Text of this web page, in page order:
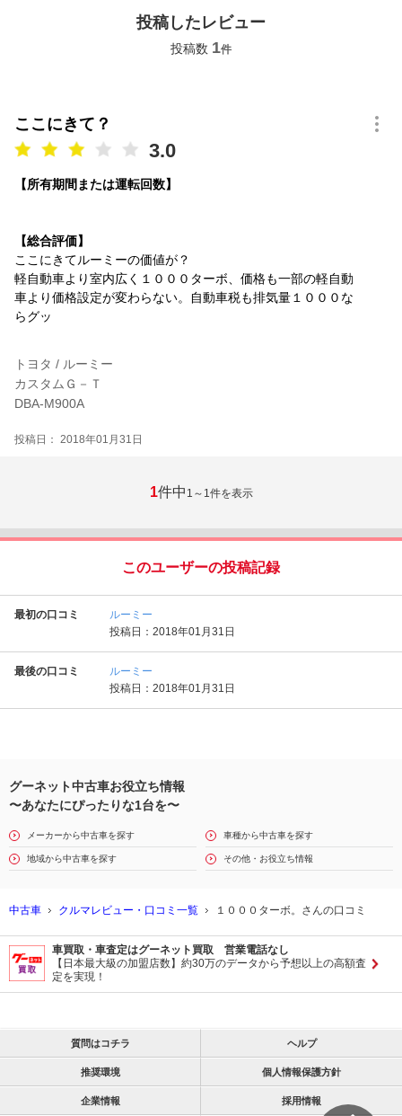
投稿したレビュー
投稿数 1件
ここにきて？
3.0
【所有期間または運転回数】
【総合評価】
ここにきてルーミーの価値が？
軽自動車より室内広く１０００ターボ、価格も一部の軽自動
車より価格設定が変わらない。自動車税も排気量１０００な
らグッ
トヨタ / ルーミー
カスタムＧ－Ｔ
DBA-M900A
投稿日： 2018年01月31日
1件中 1～1件を表示
このユーザーの投稿記録
最初の口コミ
ルーミー
投稿日：2018年01月31日
最後の口コミ
ルーミー
投稿日：2018年01月31日
グーネット中古車お役立ち情報
〜あなたにぴったりな1台を〜
メーカーから中古車を探す 車種から中古車を探す
地域から中古車を探す その他・お役立ち情報
中古車 クルマレビュー・口コミ一覧 １０００ターボ。さんの口コミ
車買取・車査定はグーネット買取 営業電話なし
【日本最大級の加盟店数】約30万のデータから予想以上の高額査
定を実現！
質問はコチラ ヘルプ
推奨環境 個人情報保護方針
企業情報 採用情報